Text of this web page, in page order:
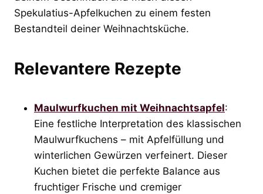
Spekulatius-Apfelkuchen zu einem festen
Bestandteil deiner Weihnachtsküche.
Relevantere Rezepte
Maulwurfkuchen mit Weihnachtsapfel:
Eine festliche Interpretation des klassischen
Maulwurfkuchens – mit Apfelfüllung und
winterlichen Gewürzen verfeinert. Dieser
Kuchen bietet die perfekte Balance aus
fruchtiger Frische und cremiger